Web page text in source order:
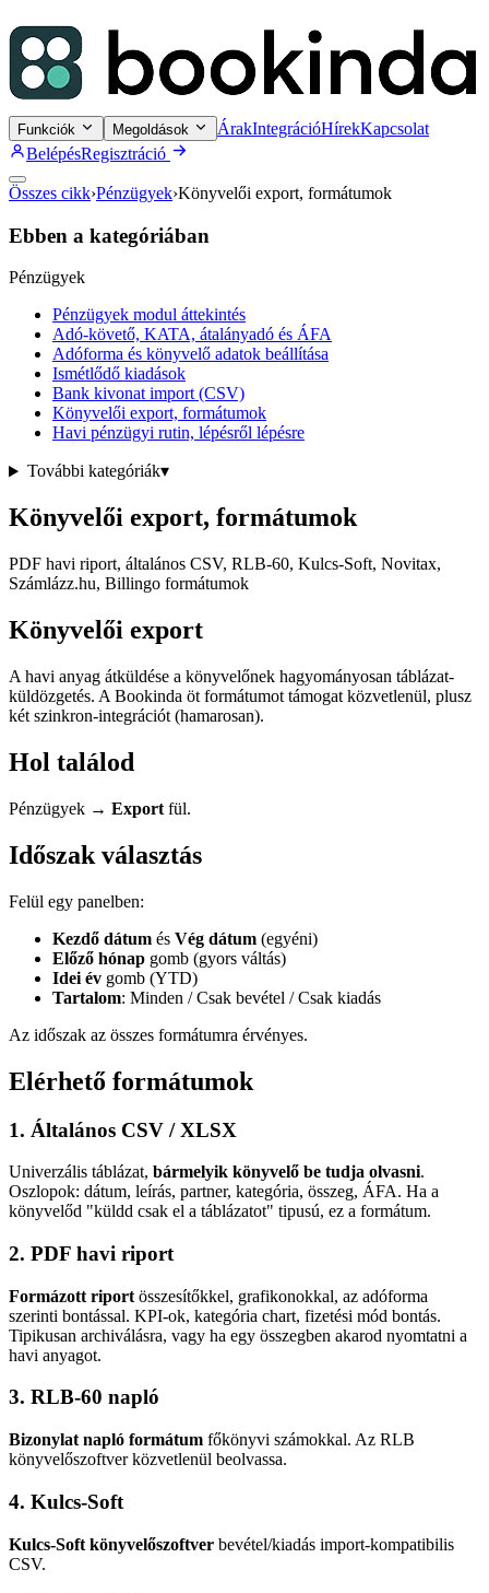
Funkciók Megoldások ÁrakIntegrációHírekKapcsolat
BelépésRegisztráció
Összes cikk›Pénzügyek›Könyvelői export, formátumok
Ebben a kategóriában
Pénzügyek
Pénzügyek modul áttekintés
Adó-követő, KATA, átalányadó és ÁFA
Adóforma és könyvelő adatok beállítása
Ismétlődő kiadások
Bank kivonat import (CSV)
Könyvelői export, formátumok
Havi pénzügyi rutin, lépésről lépésre
További kategóriák▾
Könyvelői export, formátumok
PDF havi riport, általános CSV, RLB-60, Kulcs-Soft, Novitax,
Számlázz.hu, Billingo formátumok
Könyvelői export
A havi anyag átküldése a könyvelőnek hagyományosan táblázat-
küldözgetés. A Bookinda öt formátumot támogat közvetlenül, plusz
két szinkron-integrációt (hamarosan).
Hol találod
Pénzügyek → Export fül.
Időszak választás
Felül egy panelben:
Kezdő dátum és Vég dátum (egyéni)
Előző hónap gomb (gyors váltás)
Idei év gomb (YTD)
Tartalom: Minden / Csak bevétel / Csak kiadás
Az időszak az összes formátumra érvényes.
Elérhető formátumok
1. Általános CSV / XLSX
Univerzális táblázat, bármelyik könyvelő be tudja olvasni.
Oszlopok: dátum, leírás, partner, kategória, összeg, ÁFA. Ha a
könyvelőd "küldd csak el a táblázatot" tipusú, ez a formátum.
2. PDF havi riport
Formázott riport összesítőkkel, grafikonokkal, az adóforma
szerinti bontással. KPI-ok, kategória chart, fizetési mód bontás.
Tipikusan archiválásra, vagy ha egy összegben akarod nyomtatni a
havi anyagot.
3. RLB-60 napló
Bizonylat napló formátum főkönyvi számokkal. Az RLB
könyvelőszoftver közvetlenül beolvassa.
4. Kulcs-Soft
Kulcs-Soft könyvelőszoftver bevétel/kiadás import-kompatibilis
CSV.